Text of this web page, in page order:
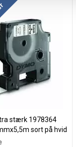
stærk 1978364
sort på hvid